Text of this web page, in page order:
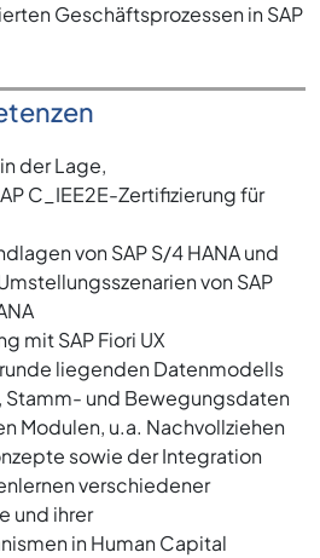
Geschäftsprozessen in SAP
der Lage,
C_IEE2E-Zertifizierung für
von SAP S/4 HANA und
von SAP
mit SAP Fiori UX
liegenden Datenmodells
Stamm- und Bewegungsdaten
Modulen, u.a. Nachvollziehen
sowie der Integration
verschiedener
und ihrer
in Human Capital